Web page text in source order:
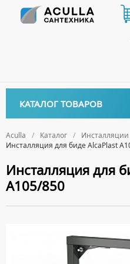
Aculla Каталог Инсталляции
Инсталляция для биде AlcaPlast
Инсталляция для
A105/850
КАТАЛОГ ТОВАРОВ
ДЕРЖАТЕЛИ
ДИСПЕНСЕРЫ
ДОЗАТОРЫ ДЛЯ МЫЛА
МЫЛЬНИЦЫ
ПОЛОТЕНЦЕДЕРЖАТЕЛИ
Биде
НАПОЛЬНЫЕ БИДЕ
ПОДВЕСНЫЕ БИДЕ
КРЫШКИ ДЛЯ БИДЕ
Ванны
АКРИЛОВЫЕ ВАННЫ
СТАЛЬНЫЕ ВАННЫ
Ванны комплектующие
ПОДГОЛОВНИКИ
ВОДОНАГРЕВАТЕЛИ
ВОДОНАГРЕВАТЕЛИ
Все для душа
ДУШЕВЫЕ ДВЕРИ